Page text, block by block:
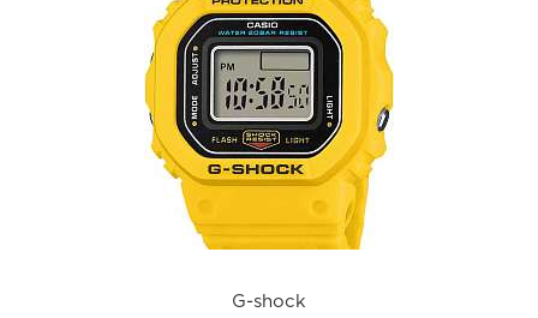
G-shock
DWN-5600-9
i
G-shock